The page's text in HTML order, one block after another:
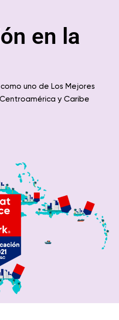
en la
uno de Los Mejores
Centroamérica y Caribe